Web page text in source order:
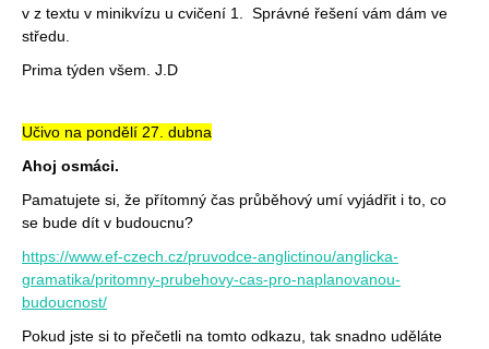
v z textu v minikvízu u cvičení 1. Správné řešení vám dám ve
středu.
Prima týden všem. J.D
Učivo na pondělí 27. dubna
Ahoj osmáci.
Pamatujete si, že přítomný čas průběhový umí vyjádřit i to, co
se bude dít v budoucnu?
https://www.ef-czech.cz/pruvodce-anglictinou/anglicka-
gramatika/pritomny-prubehovy-cas-pro-naplanovanou-
budoucnost/
Pokud jste si to přečetli na tomto odkazu, tak snadno uděláte